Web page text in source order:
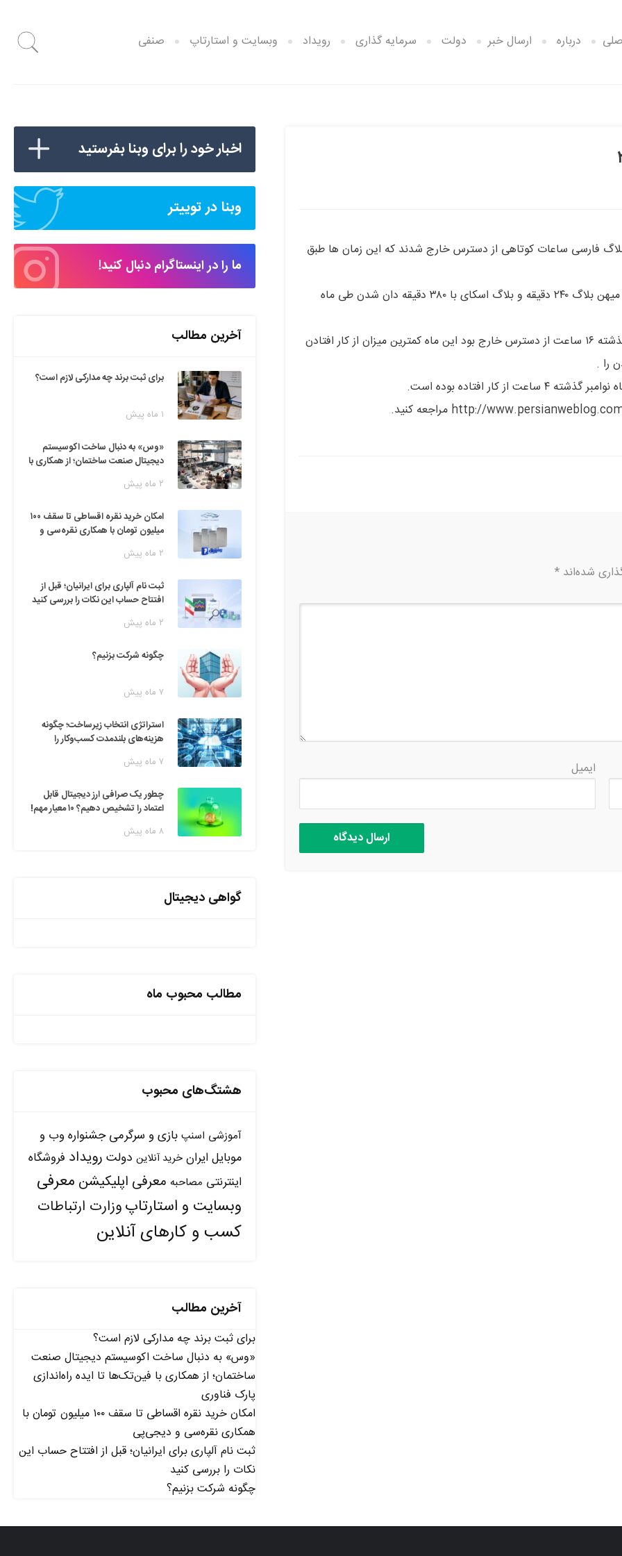
درباره ارسال خبر دولت سرمایه گذاری رویداد وبسایت و استارتاپ صنفی
گذشت (نوامبر ۲۰۰۶) سرویس های وبلاگ فارسی ساعات کوتاهی از دسترس خارج شدند که این زمان ها طبق
بلاگفا ۱۰ دقیقه ، پرشین بلاگ ۷۰ دقیقه ، پارسی بلاگ ۱۲۰ دقیقه ، میهن بلاگ ۲۴۰ دقیقه و بلاگ اسکای با ۳۸۰ دقیقه دان شدن طی ماه
همانطور که در آمار فوق مشاهده می کنید بلاگفا که در ماه اکتبر گذشته ۱۶ ساعت از دسترس خارج بود این ماه کمترین میزان از کار افتادن
را .
افتاده بوده است.
شده‌اند *
ایمیل
اخبار خود را برای وبنا بفرستید
وبنا در توییتر
ما را در اینستاگرام دنبال کنید!
آخرین مطالب
برای ثبت برند چه مدارکی لازم است؟
۱ ماه پیش
«وس» به دنبال ساخت اکوسیستم
دیجیتال صنعت ساختمان؛ از همکاری با
فناوری۲ ماه پیش
امکان خرید نقره اقساطی تا سقف ۱۰۰
میلیون تومان با همکاری نقره‌سی و
۲ ماه پیش
ثبت نام آلپاری برای ایرانیان؛ قبل از
افتتاح حساب این نکات را بررسی کنید
۲ ماه پیش
چگونه شرکت بزنیم؟
۷ ماه پیش
استراتژی انتخاب زیرساخت؛ چگونه
هزینه‌های بلندمدت کسب‌وکار را
۷ ماه پیش
چطور یک صرافی ارز دیجیتال قابل
اعتماد را تشخیص دهیم؟ ۱۰ معیار مهم!
۸ ماه پیش
گواهی دیجیتال
مطالب محبوب ماه
هشتگ‌های محبوب
آموزشی اسنپ بازی و سرگرمی جشنواره وب و
موبایل ایران خرید آنلاین دولت رویداد فروشگاه
اینترنتی مصاحبه معرفی اپلیکیشن معرفی
وبسایت و استارتاپوزارت ارتباطات
کسب و کارهای آنلاین
آخرین مطالب
برای ثبت برند چه مدارکی لازم است؟
«وس» به دنبال ساخت اکوسیستم دیجیتال صنعت
ساختمان؛ از همکاری با فین‌تک‌ها تا ایده راه‌اندازی
پارک فناوری
امکان خرید نقره اقساطی تا سقف ۱۰۰ میلیون تومان با
همکاری نقره‌سی و دیجی‌پی
ثبت نام آلپاری برای ایرانیان؛ قبل از افتتاح حساب این
نکات را بررسی کنید
چگونه شرکت بزنیم؟